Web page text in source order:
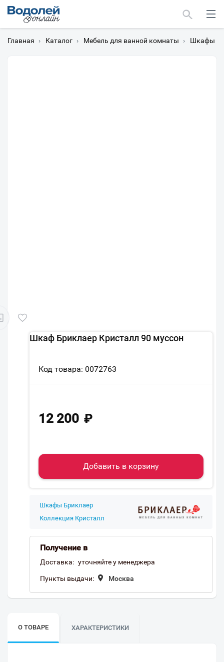
Главная › Каталог › Мебель для ванной комнаты › Шкафы
Шкаф Бриклаер Кристалл 90 муссон
Код товара: 0072763
12 200 ₽
Добавить в корзину
Шкафы Бриклаер
Коллекция Кристалл
Получение в
Доставка: уточняйте у менеджера
Пункты выдачи: Москва
О ТОВАРЕ ХАРАКТЕРИСТИКИ